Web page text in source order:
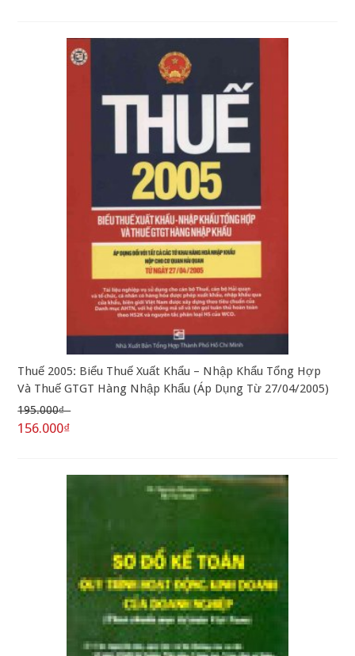
Thuế 2005: Biểu Thuế Xuất Khẩu – Nhập Khẩu Tổng Hợp
Và Thuế GTGT Hàng Nhập Khẩu (Áp Dụng Từ 27/04/2005)
195.000₫
156.000₫